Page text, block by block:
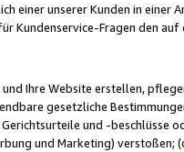
einer unserer Kunden in einer
Kundenservice-Fragen den
Ihre Website erstellen,
gesetzliche
und -beschlüsse
und Marketing) verstoßen;